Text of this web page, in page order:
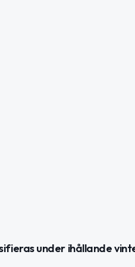
under ihållande